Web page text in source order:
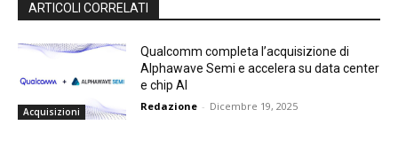
ARTICOLI CORRELATI
Acquisizioni
Qualcomm completa l’acquisizione di
Alphawave Semi e accelera su data center
e chip AI
Redazione - Dicembre 19, 2025